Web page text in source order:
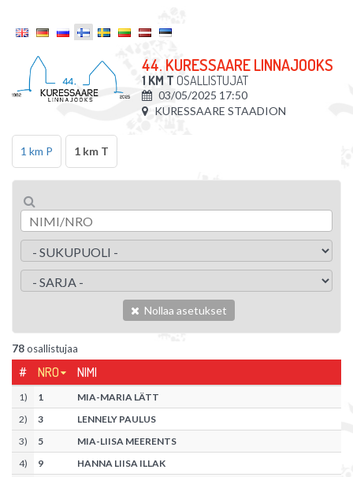
44. KURESSAARE LINNAJOOKS
1 KM T OSALLISTUJAT
03/05/2025 17:50
KURESSAARE STAADION
1 km P 1 km T
Nollaa asetukset
78osallistujaa
# NRO NIMI
1) 1
MIA-MARIA LÄTT
2) 3
LENNELY PAULUS
3) 5
MIA-LIISA MEERENTS
4) 9
HANNA LIISA ILLAK